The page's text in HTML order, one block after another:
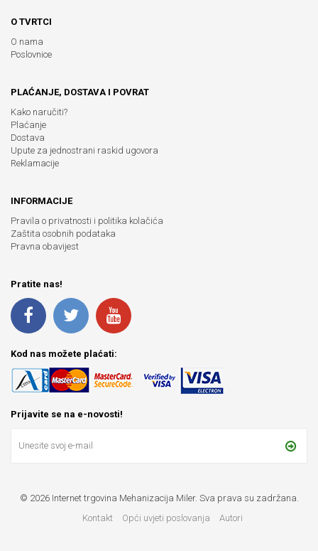
O TVRTCI
O nama
Poslovnice
PLAĆANJE, DOSTAVA I POVRAT
Kako naručiti?
Plaćanje
Dostava
Upute za jednostrani raskid ugovora
Reklamacije
INFORMACIJE
Pravila o privatnosti i politika kolačića
Zaštita osobnih podataka
Pravna obavijest
Pratite nas!
Kod nas možete plaćati:
Prijavite se na e-novosti!
© 2026 Internet trgovina Mehanizacija Miler. Sva prava su zadržana.
Kontakt
Opći uvjeti poslovanja Autori